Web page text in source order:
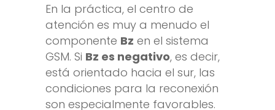
En la práctica, el centro de
atención es muy a menudo el
componente Bz en el sistema
GSM. Si Bz es negativo, es decir,
está orientado hacia el sur, las
condiciones para la reconexión
son especialmente favorables.